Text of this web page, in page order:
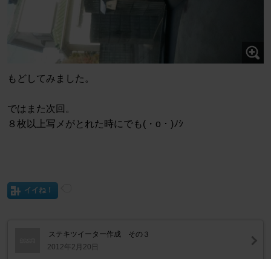
もどしてみました。
ではまた次回。
８枚以上写メがとれた時にでも(・о・)ﾉｼ
イイね！
ステキツイーター作成 その３
2012年2月20日